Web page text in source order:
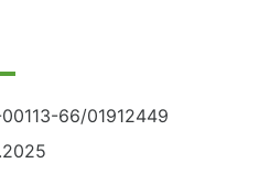
66/01912449